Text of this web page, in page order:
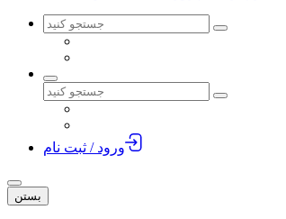
ورود / ثبت نام
بستن